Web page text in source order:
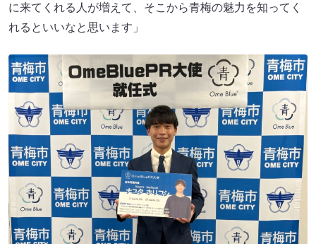
に来てくれる人が増えて、そこから青梅の魅力を知ってく
れるといいなと思います」